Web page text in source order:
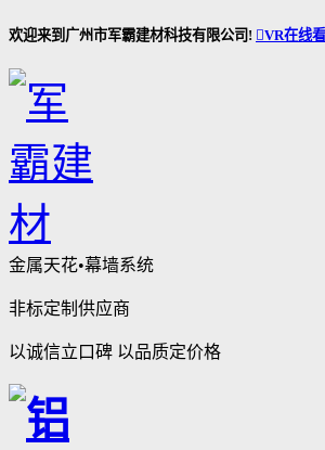
欢迎来到广州市军霸建材科技有限公司! VR在线看
金属天花•幕墙系统
非标定制供应商
以诚信立口碑 以品质定价格